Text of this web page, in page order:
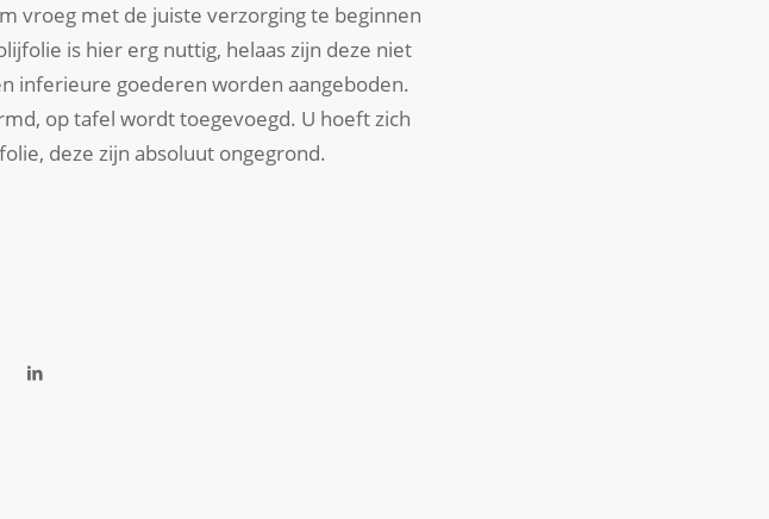
vroeg met de juiste verzorging te beginnen
is hier erg nuttig, helaas zijn deze niet
inferieure goederen worden aangeboden.
op tafel wordt toegevoegd. U hoeft zich
deze zijn absoluut ongegrond.